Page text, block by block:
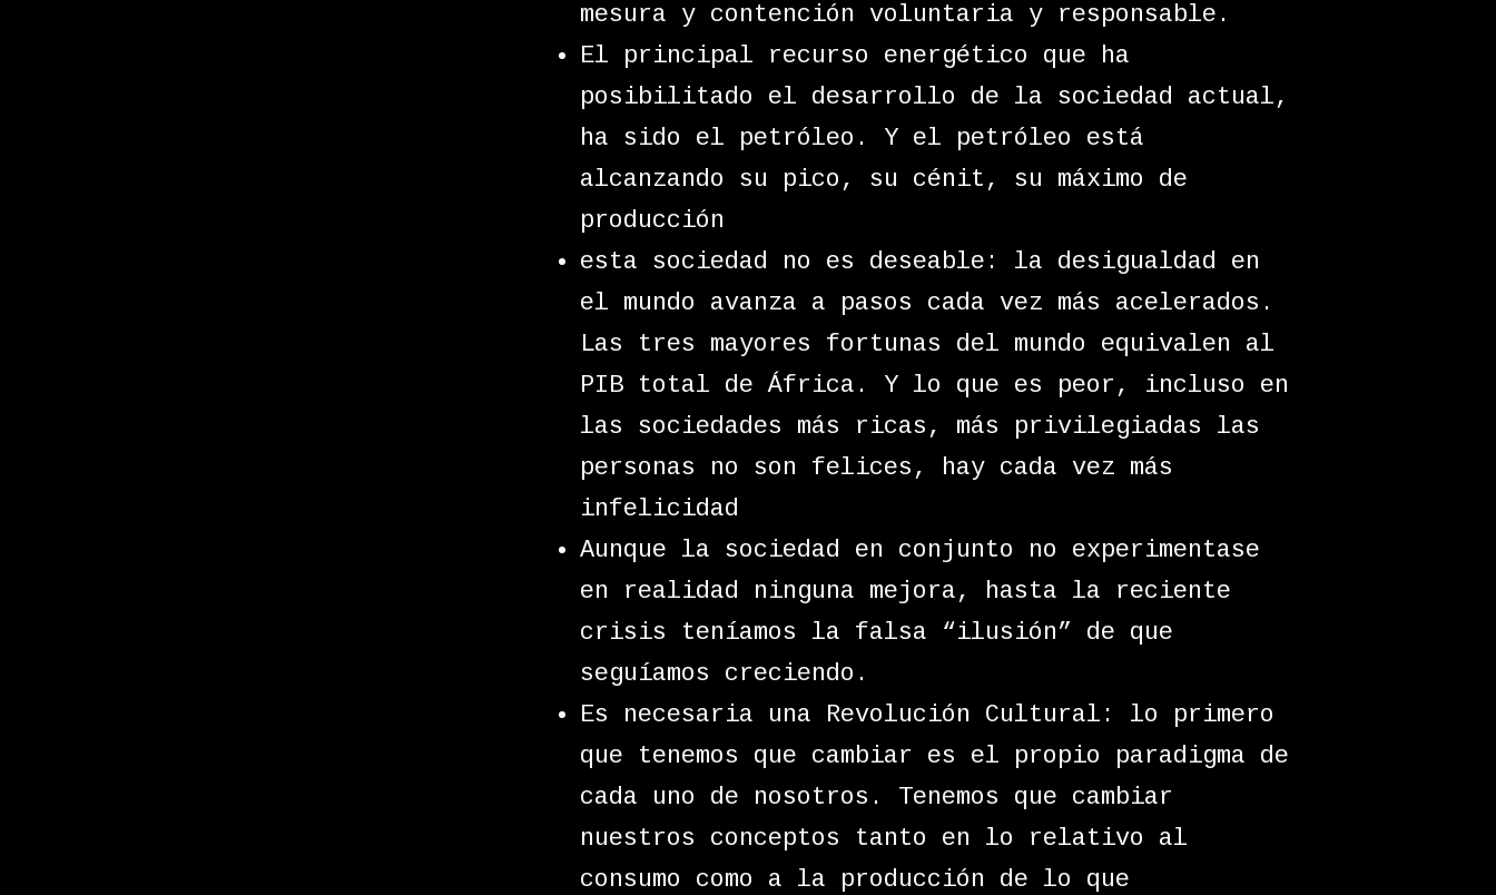
mesura y contención voluntaria y responsable.
El principal recurso energético que ha
posibilitado el desarrollo de la sociedad actual,
ha sido el petróleo. Y el petróleo está
alcanzando su pico, su cénit, su máximo de
producción
esta sociedad no es deseable: la desigualdad en
el mundo avanza a pasos cada vez más acelerados.
Las tres mayores fortunas del mundo equivalen al
PIB total de África. Y lo que es peor, incluso en
las sociedades más ricas, más privilegiadas las
personas no son felices, hay cada vez más
infelicidad
Aunque la sociedad en conjunto no experimentase
en realidad ninguna mejora, hasta la reciente
crisis teníamos la falsa “ilusión” de que
seguíamos creciendo.
Es necesaria una Revolución Cultural: lo primero
que tenemos que cambiar es el propio paradigma de
cada uno de nosotros. Tenemos que cambiar
nuestros conceptos tanto en lo relativo al
consumo como a la producción de lo que